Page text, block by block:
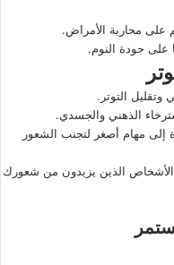
على محاربة الأمراض.
على جودة النوم.
وتقليل التوتر.
الذهني والجسدي.
إلى مهام أصغر لتجنب الشعور
الأشخاص الذين يزيدون من شعورك